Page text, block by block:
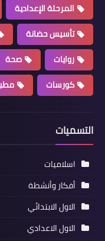
المرحلة الإعدادية
تأسيس حضانة
روايات
صحة
كورسات
التسميات
اسلاميات
أفكار وأنشطة
الاول الابتدائي
الاول الاعدادي